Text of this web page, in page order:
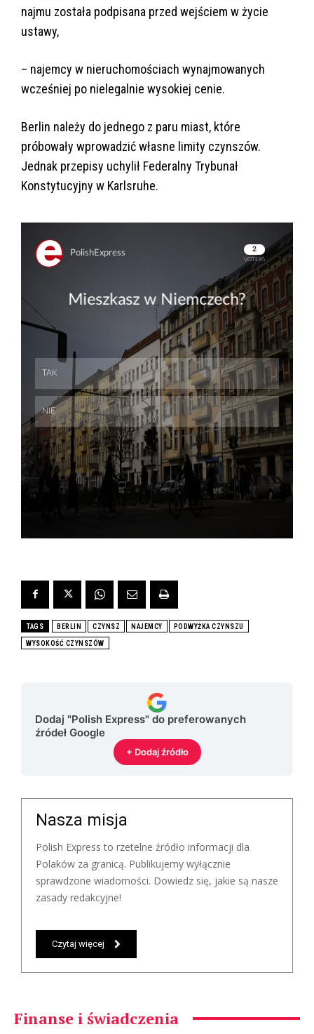
najmu została podpisana przed wejściem w życie
ustawy,
– najemcy w nieruchomościach wynajmowanych
wcześniej po nielegalnie wysokiej cenie.
Berlin należy do jednego z paru miast, które
próbowały wprowadzić własne limity czynszów.
Jednak przepisy uchylił Federalny Trybunał
Konstytucyjny w Karlsruhe.
Skip
TAGS BERLIN CZYNSZ NAJEMCY PODWYŻKA CZYNSZU
WYSOKOŚĆ CZYNSZÓW
Dodaj "Polish Express" do preferowanych
źródeł Google
+ Dodaj źródło
Nasza misja
Polish Express to rzetelne źródło informacji dla
Polaków za granicą. Publikujemy wyłącznie
sprawdzone wiadomości. Dowiedz się, jakie są nasze
zasady redakcyjne!
Czytaj więcej
Finanse i świadczenia